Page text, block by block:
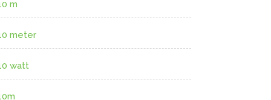
m
meter
watt